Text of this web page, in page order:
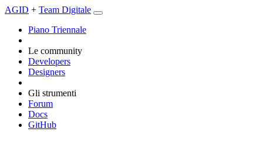
AGID + Team Digitale
Piano Triennale
Le community
Developers
Designers
Gli strumenti
Forum
Docs
GitHub